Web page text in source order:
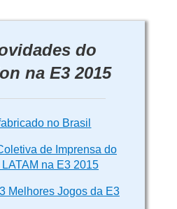
do
na E3 2015
no Brasil
de Imprensa do
na E3 2015
Melhores Jogos da E3